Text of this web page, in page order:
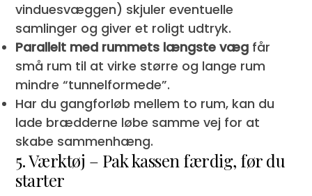
vinduesvæggen) skjuler eventuelle
samlinger og giver et roligt udtryk.
Parallelt med rummets længste væg får
små rum til at virke større og lange rum
mindre “tunnelformede”.
Har du gang­forløb mellem to rum, kan du
lade brædderne løbe samme vej for at
skabe sammenhæng.
5. Værktøj – Pak kassen færdig, før du
starter